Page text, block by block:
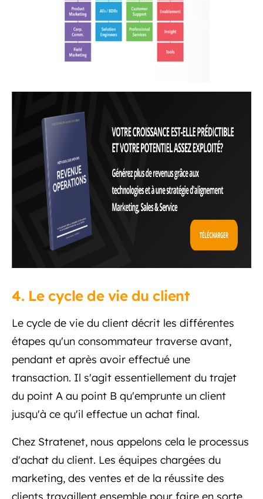
4. Le cycle de vie du client
Le cycle de vie du client décrit les différentes
étapes qu'un consommateur traverse avant,
pendant et après avoir effectué une
transaction. Il s'agit essentiellement du trajet
du point A au point B qu'emprunte un client
jusqu'à ce qu'il effectue un achat final.
Chez Stratenet, nous appelons cela le processus
d'achat du client. Les équipes chargées du
marketing, des ventes et de la réussite des
clients travaillent ensemble pour faire en sorte